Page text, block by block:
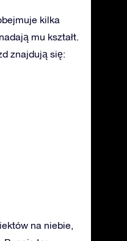
kilka
mu kształt.
znajdują się:
na niebie,